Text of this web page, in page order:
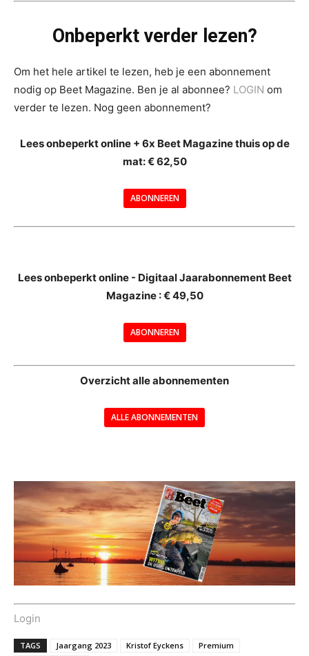
Onbeperkt verder lezen?
Om het hele artikel te lezen, heb je een abonnement
nodig op Beet Magazine. Ben je al abonnee? LOGIN om
verder te lezen. Nog geen abonnement?
Lees onbeperkt online + 6x Beet Magazine thuis op de
mat: € 62,50
ABONNEREN
Lees onbeperkt online - Digitaal Jaarabonnement Beet
Magazine : € 49,50
ABONNEREN
Overzicht alle abonnementen
ALLE ABONNEMENTEN
Login
TAGS Jaargang 2023 Kristof Eyckens
Premium